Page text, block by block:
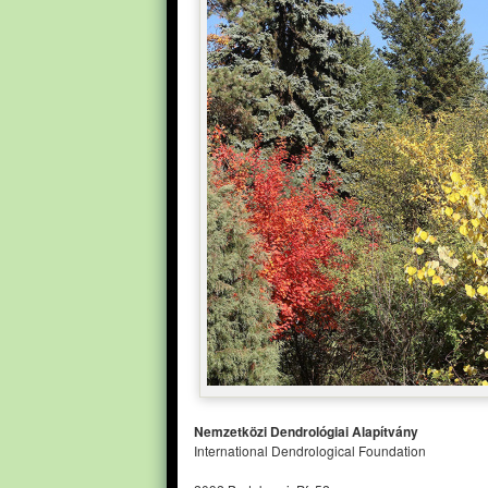
Nemzetközi Dendrológiai Alapítvány
International Dendrological Foundation